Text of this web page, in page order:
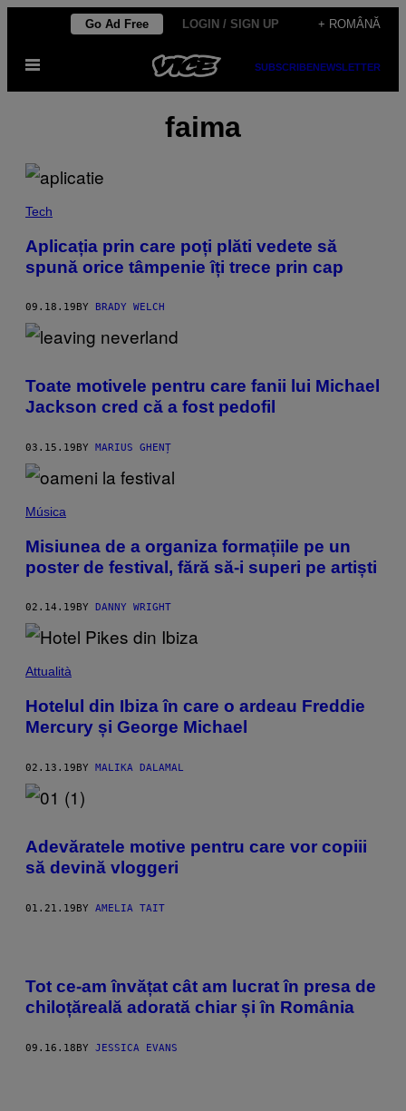
content
Go Ad Free LOGIN / SIGN UP + ROMÂNĂ
Open
SUBSCRIBENEWSLETTER
faima
Tech
Aplicația prin care poți plăti vedete să
spună orice tâmpenie îți trece prin cap
09.18.19 BY BRADY WELCH
Toate motivele pentru care fanii lui Michael
Jackson cred că a fost pedofil
03.15.19BY MARIUS GHENȚ
Música
Misiunea de a organiza formațiile pe un
poster de festival, fără să-i superi pe artiști
02.14.19 BY DANNY WRIGHT
Attualità
Hotelul din Ibiza în care o ardeau Freddie
Mercury și George Michael
02.13.19BY MALIKA DALAMAL
Adevăratele motive pentru care vor copiii
să devină vloggeri
01.21.19BY AMELIA TAIT
Tot ce-am învățat cât am lucrat în presa de
chiloțăreală adorată chiar și în România
09.16.18 BY JESSICA EVANS